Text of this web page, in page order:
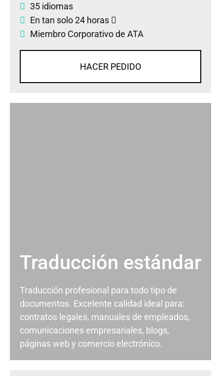
35 idiomas
En tan solo 24 horas
Miembro Corporativo de ATA
HACER PEDIDO
Traducción estándar
Traducción profesional para todo tipo de
documentos. Excelente calidad ideal para:
contratos legales, manuales de empleados,
comunicaciones empresariales, blogs,
páginas web y comercio electrónico.